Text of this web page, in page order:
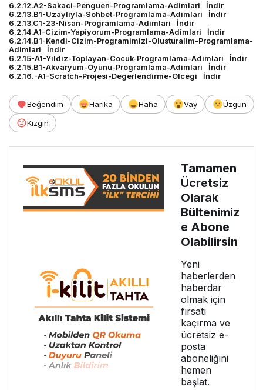
6.2.12.A2-Sakaci-Penguen-Programlama-Adimlari
İndir
6.2.13.B1-Uzayliyla-Sohbet-Programlama-Adimlari
İndir
6.2.13.C1-23-Nisan-Programlama-Adimlari
İndir
6.2.14.A1-Cizim-Yapiyorum-Programlama-Adimlari
İndir
6.2.14.B1-Kendi-Cizim-Programimizi-Olusturalim-Programlama-
Adimlari
İndir
6.2.15-A1-Yildiz-Toplayan-Cocuk-Programlama-Adimlari
İndir
6.2.15.B1-Akvaryum-Oyunu-Programlama-Adimlari
İndir
6.2.16.-A1-Scratch-Projesi-Degerlendirme-Olcegi
İndir
Beğendim Harika Haha Vay
Üzgün
Kızgın
Tamamen
Ücretsiz
Olarak
Bültenimiz
e Abone
Olabilirsin
Yeni
haberlerden
haberdar
olmak için
fırsatı
kaçırma ve
ücretsiz e-
posta
aboneliğini
hemen
başlat.